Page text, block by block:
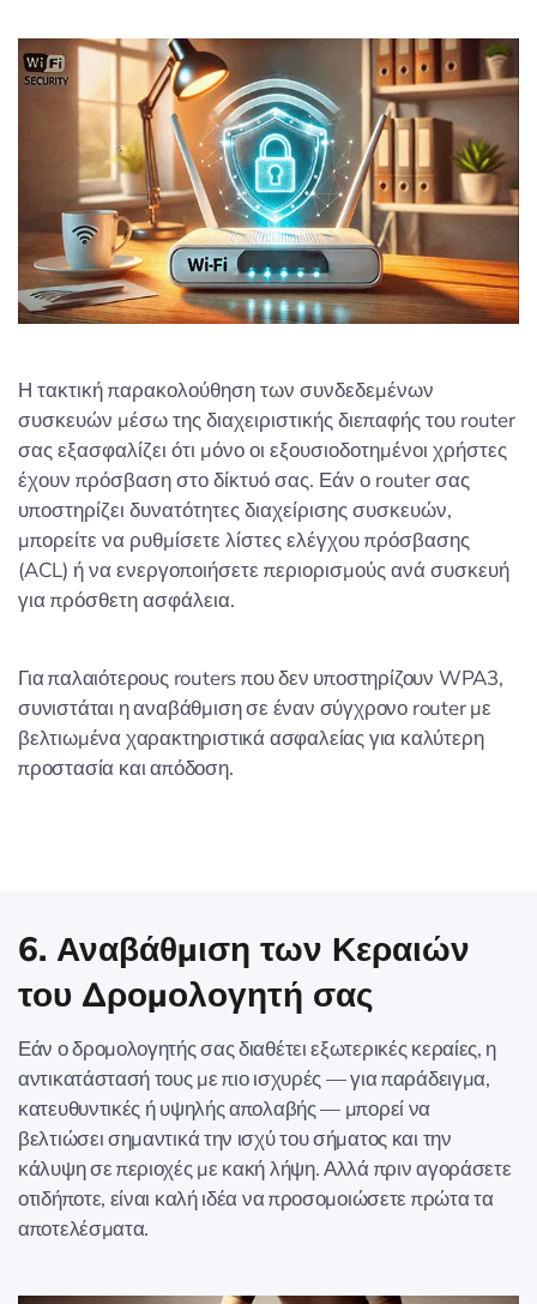
Η τακτική παρακολούθηση των συνδεδεμένων
συσκευών μέσω της διαχειριστικής διεπαφής του router
σας εξασφαλίζει ότι μόνο οι εξουσιοδοτημένοι χρήστες
έχουν πρόσβαση στο δίκτυό σας. Εάν ο router σας
υποστηρίζει δυνατότητες διαχείρισης συσκευών,
μπορείτε να ρυθμίσετε λίστες ελέγχου πρόσβασης
(ACL) ή να ενεργοποιήσετε περιορισμούς ανά συσκευή
για πρόσθετη ασφάλεια.
Για παλαιότερους routers που δεν υποστηρίζουν WPA3,
συνιστάται η αναβάθμιση σε έναν σύγχρονο router με
βελτιωμένα χαρακτηριστικά ασφαλείας για καλύτερη
προστασία και απόδοση.
6. Αναβάθμιση των Κεραιών
του Δρομολογητή σας
Εάν ο δρομολογητής σας διαθέτει εξωτερικές κεραίες, η
αντικατάστασή τους με πιο ισχυρές — για παράδειγμα,
κατευθυντικές ή υψηλής απολαβής — μπορεί να
βελτιώσει σημαντικά την ισχύ του σήματος και την
κάλυψη σε περιοχές με κακή λήψη. Αλλά πριν αγοράσετε
οτιδήποτε, είναι καλή ιδέα να προσομοιώσετε πρώτα τα
αποτελέσματα.